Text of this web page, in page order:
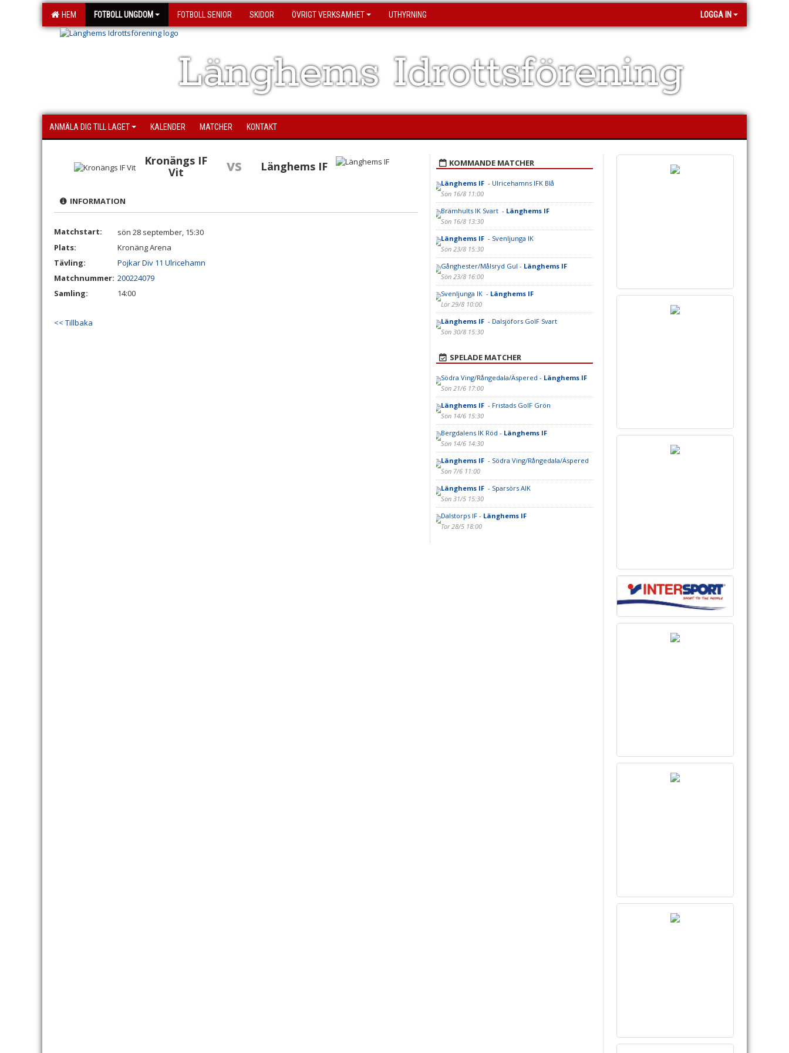
HEM FOTBOLL UNGDOM FOTBOLL SENIOR SKIDOR ÖVRIGT VERKSAMHET UTHYRNING LOGGA IN
Länghems Idrottsförening
ANMÄLA DIG TILL LAGET KALENDER MATCHER KONTAKT
Kronängs IF
Vit
vs Länghems IF
INFORMATION
Matchstart:
sön 28 september, 15:30
Plats:
Kronäng Arena
Tävling:
Pojkar Div 11 Ulricehamn
Matchnummer: 200224079
Samling:
14:00
<< Tillbaka
KOMMANDE MATCHER
Länghems IF - Ulricehamns IFK Blå
Sön 16/8 11:00
Brämhults IK Svart - Länghems IF
Sön 16/8 13:30
Länghems IF - Svenljunga IK
Sön 23/8 15:30
Gånghester/Målsryd Gul - Länghems IF
Sön 23/8 16:00
Svenljunga IK - Länghems IF
Lör 29/8 10:00
Länghems IF - Dalsjöfors GoIF Svart
Sön 30/8 15:30
SPELADE MATCHER
Södra Ving/Rångedala/Äspered - Länghems IF
Sön 21/6 17:00
Länghems IF - Fristads GoIF Grön
Sön 14/6 15:30
Bergdalens IK Röd - Länghems IF
Sön 14/6 14:30
Länghems IF - Södra Ving/Rångedala/Äspered
Sön 7/6 11:00
Länghems IF - Sparsörs AIK
Sön 31/5 15:30
Dalstorps IF - Länghems IF
Tor 28/5 18:00